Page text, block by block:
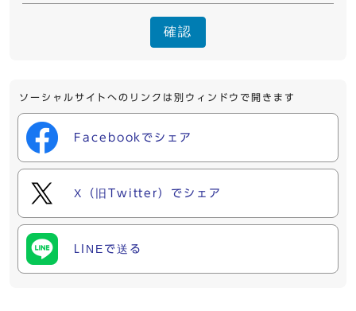
確認
ソーシャルサイトへのリンクは別ウィンドウで開きます
Facebookでシェア
X（旧Twitter）でシェア
LINEで送る